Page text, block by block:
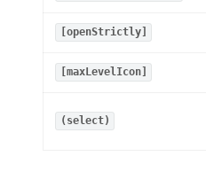
[openStrictly]
[maxLevelIcon]
(select)